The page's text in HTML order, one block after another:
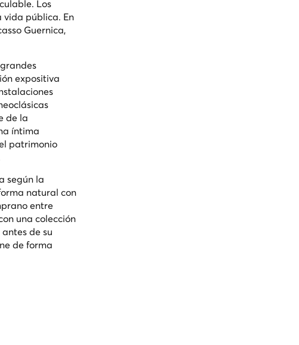
Los
vida pública. En
Guernica,
expositiva
de la
íntima
patrimonio
según la
natural con
entre
una colección
de su
de forma